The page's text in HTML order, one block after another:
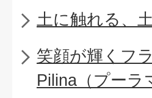
土に触れる、
笑顔が輝くフ
Pilina（プーラ